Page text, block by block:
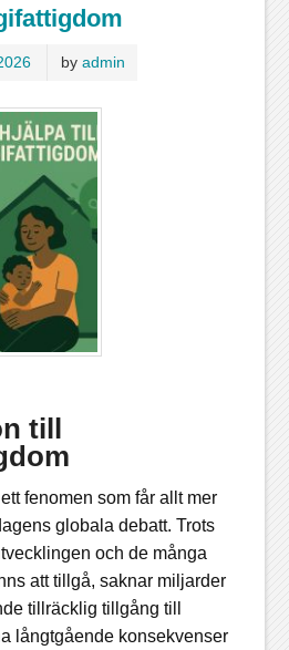
by admin
till
fenomen som får allt mer
globala debatt. Trots
och de många
att tillgå, saknar miljarder
tillräcklig tillgång till
långtgående konsekvenser